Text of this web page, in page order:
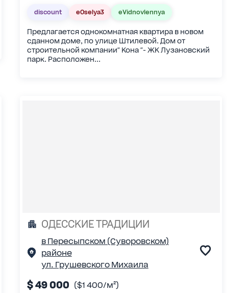
discount eOselya3 eVidnovlennya
Предлагается однокомнатная квартира в новом
сданном доме, по улице Штилевой. Дом от
строительной компании" Кона "- ЖК Лузановский
парк. Расположен...
ОДЕССКИЕ ТРАДИЦИИ
в Пересыпском (Суворовском)
районе
ул. Грушевского Михаила
$ 49 000 ($1 400/м²)